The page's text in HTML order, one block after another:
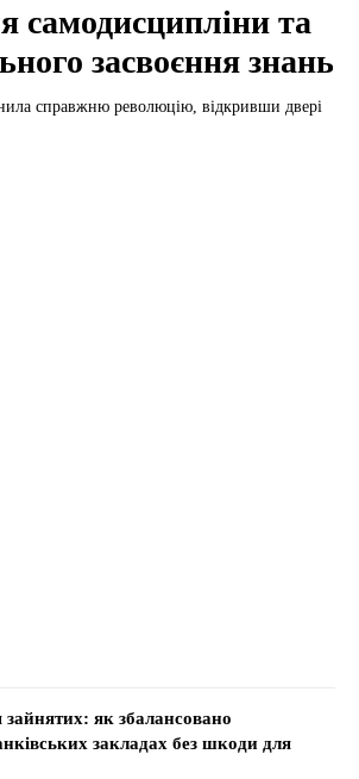
самодисципліни та
засвоєння знань
справжню революцію, відкривши двері
зайнятих: як збалансовано
закладах без шкоди для